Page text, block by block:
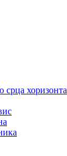
срца хоризонта